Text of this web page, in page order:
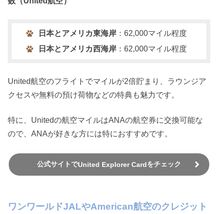
日本とアメリカ東海岸：62,000マイル程度
日本とアメリカ西海岸：62,000マイル程度
United航空のフライトでマイルが2倍貯まり、ラウンジア
クセスや無料の預け荷物などの特典も魅力です。
特に、Unitedの航空マイルはANAの航空券に交換可能な
ので、ANAが好きな方には特におすすめです。
公式サイトでUnited Explorer Cardをチェック
ワンワールドJALやAmerican航空のクレジット